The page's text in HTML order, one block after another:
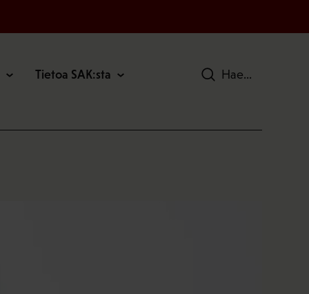
Tietoa SAK:sta Hae